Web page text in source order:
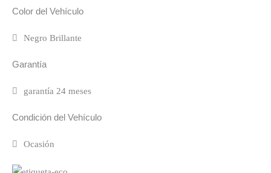
Color del Vehículo
Negro Brillante
Garantía
garantía 24 meses
Condición del Vehículo
Ocasión